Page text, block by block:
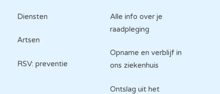
Diensten
Artsen
RSV: preventie
Alle info over je
raadpleging
Opname en verblijf in
ons ziekenhuis
Ontslag uit het